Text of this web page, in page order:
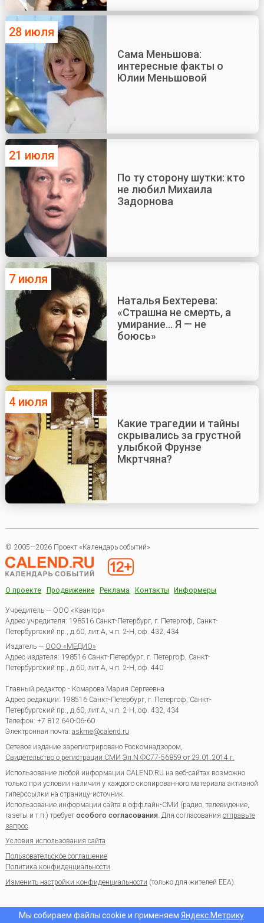
28 июля
Сама Меньшова:
интересные факты о
Юлии Меньшовой
21 июля
По ту сторону шутки: кто
не любил Михаила
Задорнова
7 июля
Наталья Бехтерева:
«Страшна не смерть, а
умирание... Я — не
боюсь»
4 июля
Какие трагедии и тайны
скрывались за грустной
улыбкой Фрунзе
Мкртчяна?
© 2005—2026 Проект «Календарь событий»
О проекте Продвижение Реклама Контакты Информеры
Учредитель — ООО «Квантор»
Адрес учредителя: 198516 Санкт-Петербург, г. Петергоф, Санкт-
Петербургский пр., д.60, лит.А, ч.п. 2-Н, оф. 432, 434
Издатель — ООО «МЕДИО»
Адрес издателя: 198516 Санкт-Петербург, г. Петергоф, Санкт-
Петербургский пр., д.60, лит.А, ч.п. 2-Н, оф. 440
Главный редактор - Комарова Мария Сергеевна
Адрес редакции: 198516 Санкт-Петербург, г. Петергоф, Санкт-
Петербургский пр., д.60, лит.А, ч.п. 2-Н, оф. 432, 434
Телефон: +7 812 640-06-60
Электронная почта: askme@calend.ru
Сетевое издание зарегистрировано Роскомнадзором,
Свидетельство о регистрации СМИ Эл.N ФС77-56859 от 29.01.2014 г.
Использование любой информации CALEND.RU на веб-сайтах возможно
только при условии наличия у каждого скопированного материала активной
гиперссылки на страницу-источник.
Использование информации сайта в оффлайн-СМИ (радио, телевидение,
газеты и т.п.) требуетособого согласования . Для согласования отправьте
запрос
Условия использования сайта
Пользовательское соглашение
Политика конфиденциальности
Изменить настройки конфиденциальности (только для жителей EEA).
Мы собираем файлы cookie и применяем Яндекс.Метрику.